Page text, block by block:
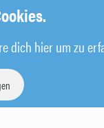
dich hier um zu